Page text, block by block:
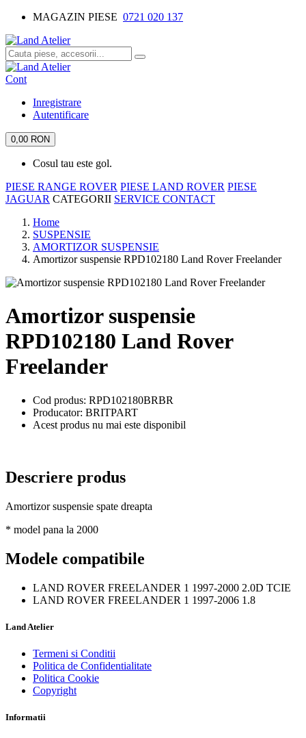
MAGAZIN PIESE 0721 020 137
Cont
Inregistrare
Autentificare
0,00 RON
Cosul tau este gol.
PIESE RANGE ROVER PIESE LAND ROVER PIESE
JAGUAR CATEGORII SERVICE CONTACT
Home
SUSPENSIE
AMORTIZOR SUSPENSIE
Amortizor suspensie RPD102180 Land Rover Freelander
Amortizor suspensie
RPD102180 Land Rover
Freelander
Cod produs: RPD102180BRBR
Producator: BRITPART
Acest produs nu mai este disponibil
Descriere produs
Amortizor suspensie spate dreapta
* model pana la 2000
Modele compatibile
LAND ROVER FREELANDER 1 1997-2000 2.0D TCIE
LAND ROVER FREELANDER 1 1997-2006 1.8
Land Atelier
Termeni si Conditii
Politica de Confidentialitate
Politica Cookie
Copyright
Informatii